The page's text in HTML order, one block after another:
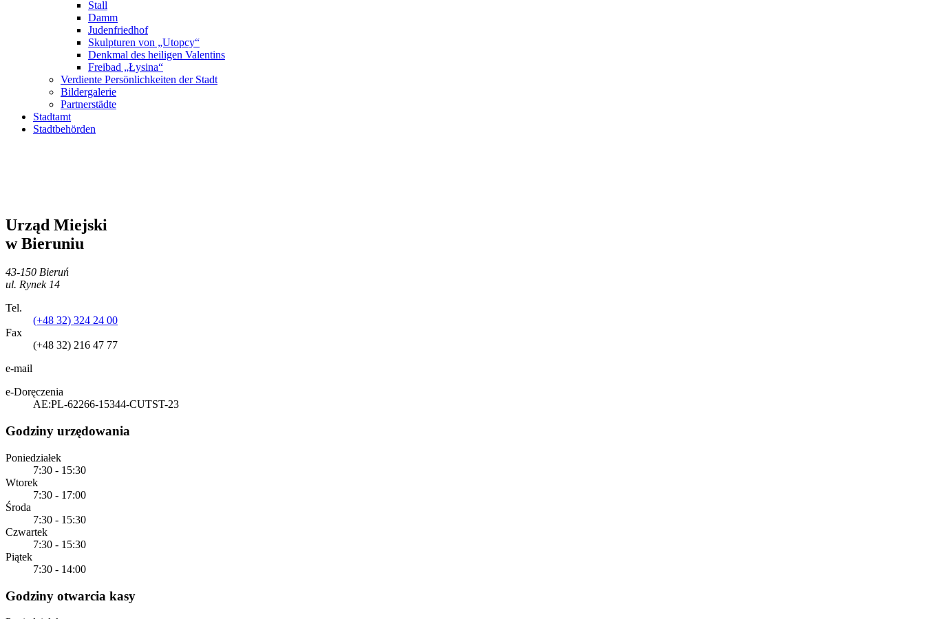
Stall
Damm
Judenfriedhof
Skulpturen von „Utopcy“
Denkmal des heiligen Valentins
Freibad „Łysina“
Verdiente Persönlichkeiten der Stadt
Bildergalerie
Partnerstädte
Stadtamt
Stadtbehörden
Urząd Miejski
w Bieruniu
43-150 Bieruń
ul. Rynek 14
Tel.
(+48 32) 324 24 00
Fax
(+48 32) 216 47 77
e-mail
e-Doręczenia
AE:PL-62266-15344-CUTST-23
Godziny urzędowania
Poniedziałek
7:30 - 15:30
Wtorek
7:30 - 17:00
Środa
7:30 - 15:30
Czwartek
7:30 - 15:30
Piątek
7:30 - 14:00
Godziny otwarcia kasy